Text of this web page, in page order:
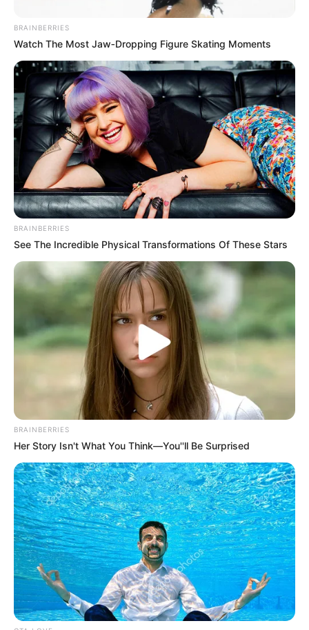
10. A tükröződés tökéletesen passzol a székbe.